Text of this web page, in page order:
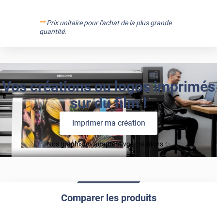
**Prix unitaire pour l'achat de la plus grande
quantité.
Vos créations ou logos imprimés
sur du film !
Imprimer ma création
Nos graphistes adaptent vos créations ✨
Comparer les produits